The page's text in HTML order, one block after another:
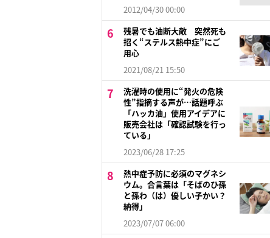
2012/04/30 00:00
残暑でも油断大敵 突然死も
招く“ステルス熱中症”にご
用心
2021/08/21 15:50
洗濯時の使用に“発火の危険
性”指摘する声が…話題呼ぶ
「ハッカ油」使用アイデアに
販売会社は「確認試験を行っ
ている」
2023/06/28 17:25
熱中症予防に必須のマグネシ
ウム。合言葉は「そばのひ孫
と孫わ（は）優しい子かい？
納得」
2023/07/07 06:00